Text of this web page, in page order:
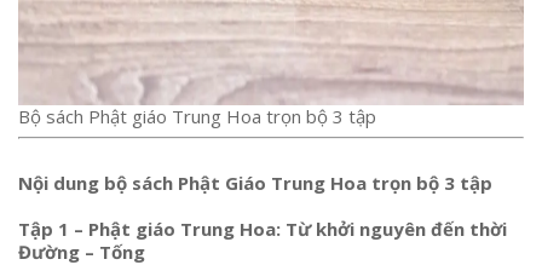
Bộ sách Phật giáo Trung Hoa trọn bộ 3 tập
Nội dung bộ sách Phật Giáo Trung Hoa trọn bộ 3 tập
Tập 1 – Phật giáo Trung Hoa: Từ khởi nguyên đến thời
Đường – Tống